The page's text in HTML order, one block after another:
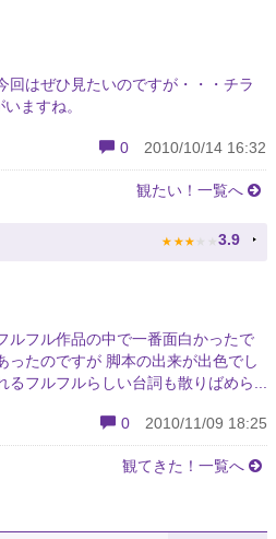
回はぜひ見たいのですが・・・チラ
ますね。
0 2010/10/14 16:32
観たい！一覧へ
★ ★ ★ ★ ★ 3.9
ルフル作品の中で一番面白かったで
ったのですが 脚本の出来が出色でし
フルフルらしい台詞も散りばめら...
0 2010/11/09 18:25
観てきた！一覧へ